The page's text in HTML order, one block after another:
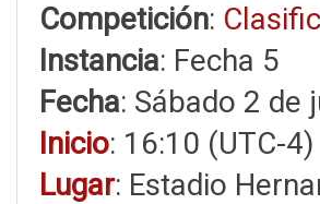
Competición:
Instancia: Fecha 5
Fecha: Sábado 2 de
Inicio: 16:10 (UTC-4)
Lugar: Estadio